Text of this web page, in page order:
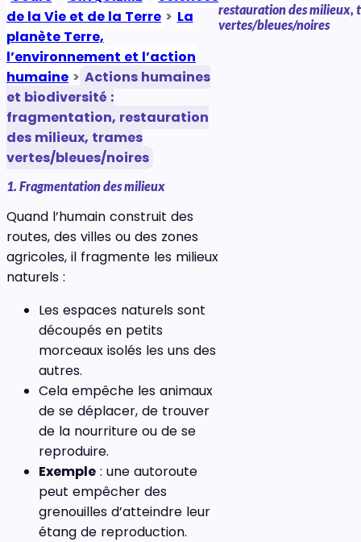
de la Vie et de la Terre > La
planète Terre,
l’environnement et l’action
humaine > Actions humaines
et biodiversité :
fragmentation, restauration
des milieux, trames
vertes/bleues/noires
restauration des milieux,
vertes/bleues/noires
1. Fragmentation des milieux
Quand l’humain construit des
routes, des villes ou des zones
agricoles, il fragmente les milieux
naturels :
Les espaces naturels sont
découpés en petits
morceaux isolés les uns des
autres.
Cela empêche les animaux
de se déplacer, de trouver
de la nourriture ou de se
reproduire.
Exemple : une autoroute
peut empêcher des
grenouilles d’atteindre leur
étang de reproduction.